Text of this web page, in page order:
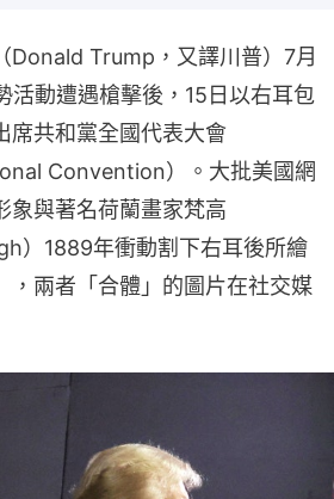
Donald Trump，又譯川普）7月
活動遭遇槍擊後，15日以右耳包
席共和黨全國代表大會
Convention）。大批美國網
象與著名荷蘭畫家梵高
）1889年衝動割下右耳後所繪
，兩者「合體」的圖片在社交媒